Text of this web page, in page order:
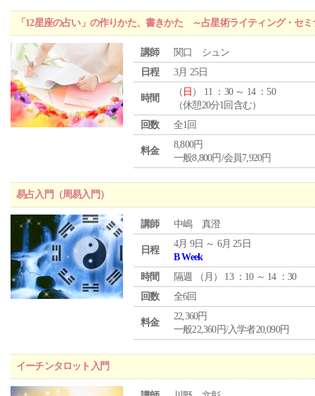
「12星座の占い」の作りかた、書きかた ～占星術ライティング・セミ
講師
関口 シュン
日程
3月 25日
時間
（ 日 ） 11 ：30 ～ 14 ：50
（休憩20分1回含む）
回数
全1回
料金
8,800円
一般8,800円/会員7,920円
易占入門（周易入門）
講師 中嶋 真澄
日程
4月 9日 ～ 6月 25日
B Week
時間
隔週 （ 月 ） 13 ：10 ～ 14 ：30
回数
全6回
料金
22,360円
一般22,360円/入学者20,090円
イーチンタロット入門